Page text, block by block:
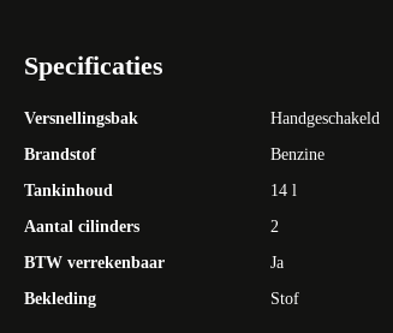
Specificaties
Versnellingsbak Handgeschakeld
Brandstof
Benzine
Tankinhoud
14 l
Aantal cilinders
2
BTW verrekenbaar
Ja
Bekleding
Stof